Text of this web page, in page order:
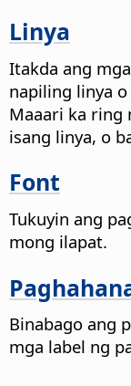
Linya
Itakda ang
napiling linya
Maaari ka ring
isang linya, o
Font
Tukuyin ang
mong ilapat.
Binabago ang
mga label ng